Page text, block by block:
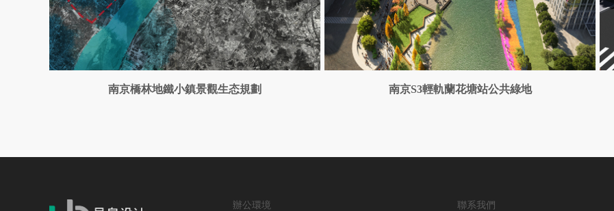
南京橋林地鐵小鎮景觀生态規劃 南京S3輕軌蘭花塘站公共綠地
辦公環境 聯系我們